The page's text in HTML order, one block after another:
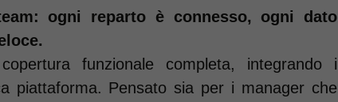
ogni reparto è connesso, ogni dato
funzionale completa, integrando i
piattaforma. Pensato sia per i manager che